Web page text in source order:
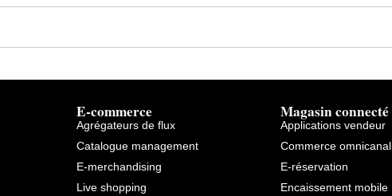
E-commerce
Agrégateurs de flux
Catalogue management
E-merchandising
Live shopping
Magasin connecté
Applications vendeur
Commerce omnicanal
E-réservation
Encaissement mobile